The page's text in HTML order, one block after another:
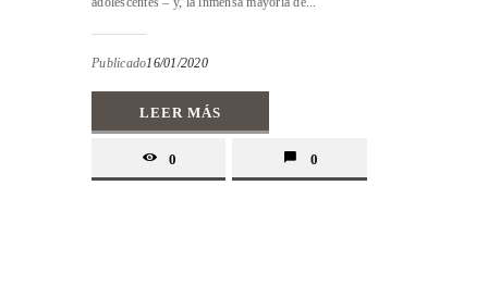
Publicado16/01/2020
LEER MÁS
0 0